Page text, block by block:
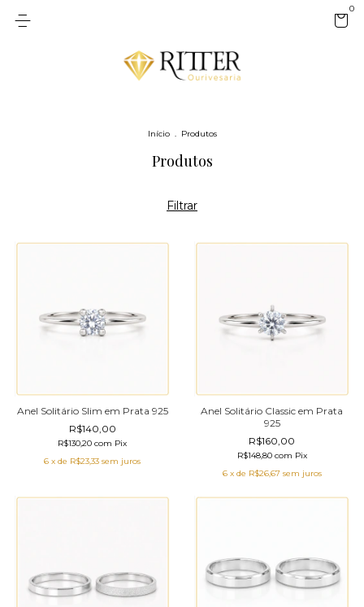
0
Início . Produtos
Produtos
Filtrar
Anel Solitário Slim em Prata 925
R$140,00
R$130,20 com Pix
6 x de R$23,33 sem juros
Anel Solitário Classic em Prata
925
R$160,00
R$148,80 com Pix
6 x de R$26,67 sem juros